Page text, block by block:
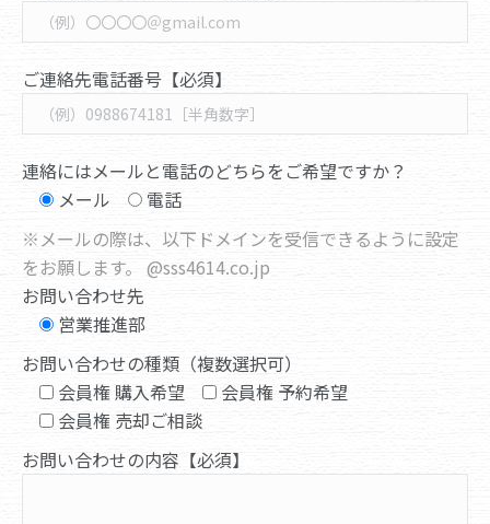
ご連絡先電話番号【必須】
連絡にはメールと電話のどちらをご希望ですか？
メール
電話
※メールの際は、以下ドメインを受信できるように設定
をお願します。 @sss4614.co.jp
お問い合わせ先
営業推進部
お問い合わせの種類（複数選択可）
会員権 購入希望
会員権 予約希望
会員権 売却ご相談
お問い合わせの内容【必須】